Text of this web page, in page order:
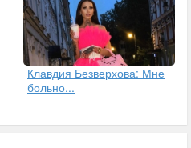
Клавдия Безверхова: Мне
больно...